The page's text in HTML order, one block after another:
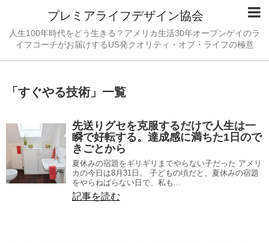
プレミアライフデザイン協会
人生100年時代をどう生きる？アメリカ生活30年オープンゲイのラ
イフコーチがお届けするUS発クオリティ・オブ・ライフの極意
「 すぐやる技術」 一覧
先送りグセを克服するだけで人生は一
瞬で好転する。達成感に満ちた1日ので
きごとから
夏休みの宿題をギリギリまでやらない子だった アメリ
カの今日は8月31日。 子どもの頃だと、夏休みの宿題
をやらねばらない日で、私も...
記事を読む